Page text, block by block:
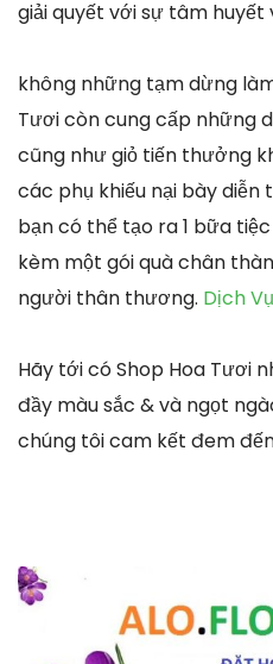
giải quyết với sự tâm huyết
không những tạm dừng
Tươi còn cung cấp những
cũng như giỏ tiến thưởng
các phụ khiếu nại bày
bạn có thể tạo ra 1 bữa
kèm một gói quà chân
người thân thương. Dịch
Hãy tới có Shop Hoa Tươi
đầy màu sắc & và ngọt
chúng tôi cam kết đem